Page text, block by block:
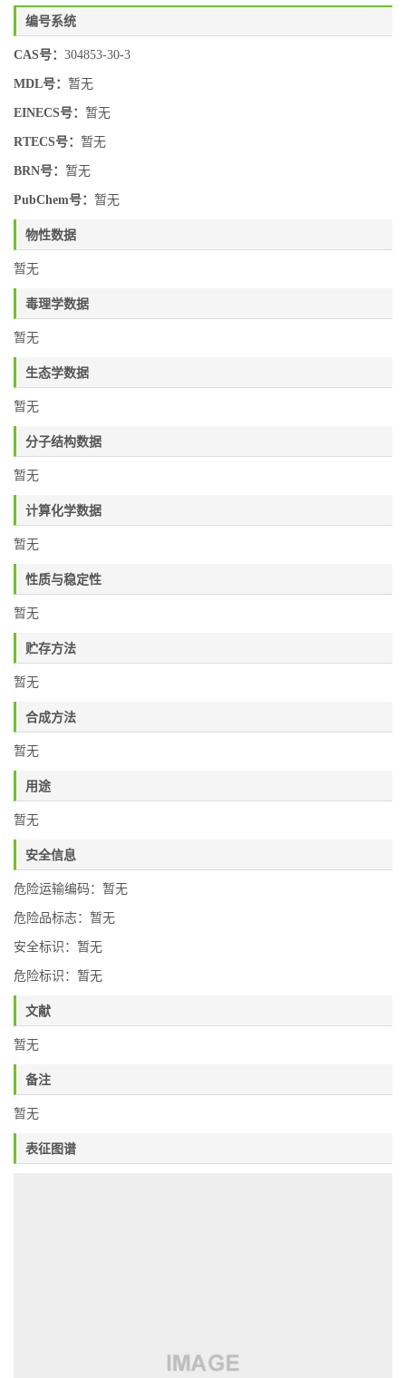
编号系统
CAS号： 304853-30-3
MDL号： 暂无
EINECS号： 暂无
RTECS号： 暂无
BRN号： 暂无
PubChem号： 暂无
物性数据
暂无
毒理学数据
暂无
生态学数据
暂无
分子结构数据
暂无
计算化学数据
暂无
性质与稳定性
暂无
贮存方法
暂无
合成方法
暂无
用途
暂无
安全信息
危险运输编码：暂无
危险品标志：暂无
安全标识：暂无
危险标识：暂无
文献
暂无
备注
暂无
表征图谱